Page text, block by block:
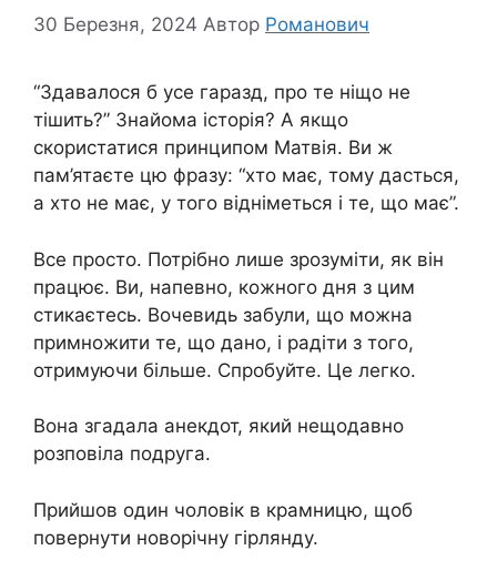
30 Березня, 2024 Автор Романович
“Здавалося б усе гаразд, про те ніщо не
тішить?” Знайома історія? А якщо
скористатися принципом Матвія. Ви ж
пам’ятаєте цю фразу: “хто має, тому дасться,
а хто не має, у того відніметься і те, що має”.
Все просто. Потрібно лише зрозуміти, як він
працює. Ви, напевно, кожного дня з цим
стикаєтесь. Вочевидь забули, що можна
примножити те, що дано, і радіти з того,
отримуючи більше. Спробуйте. Це легко.
Вона згадала анекдот, який нещодавно
розповіла подруга.
Прийшов один чоловік в крамницю, щоб
повернути новорічну гірлянду.